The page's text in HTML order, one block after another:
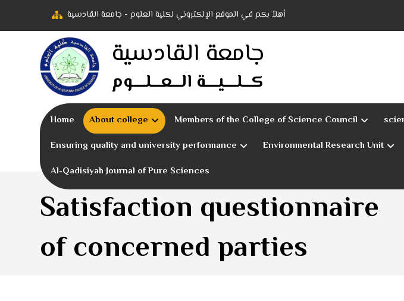
أهلاً بكم في الموقع الإلكتروني لكلية العلوم - جامعة القادسية
جامعة القادسية
كـــلــــيــــة الـــعـــلــــوم
Home About college Members of the College of Science Council
Ensuring quality and university performance
Environmental Research Unit
Al-Qadisiyah Journal of Pure Sciences
Satisfaction questionnaire
of concerned parties